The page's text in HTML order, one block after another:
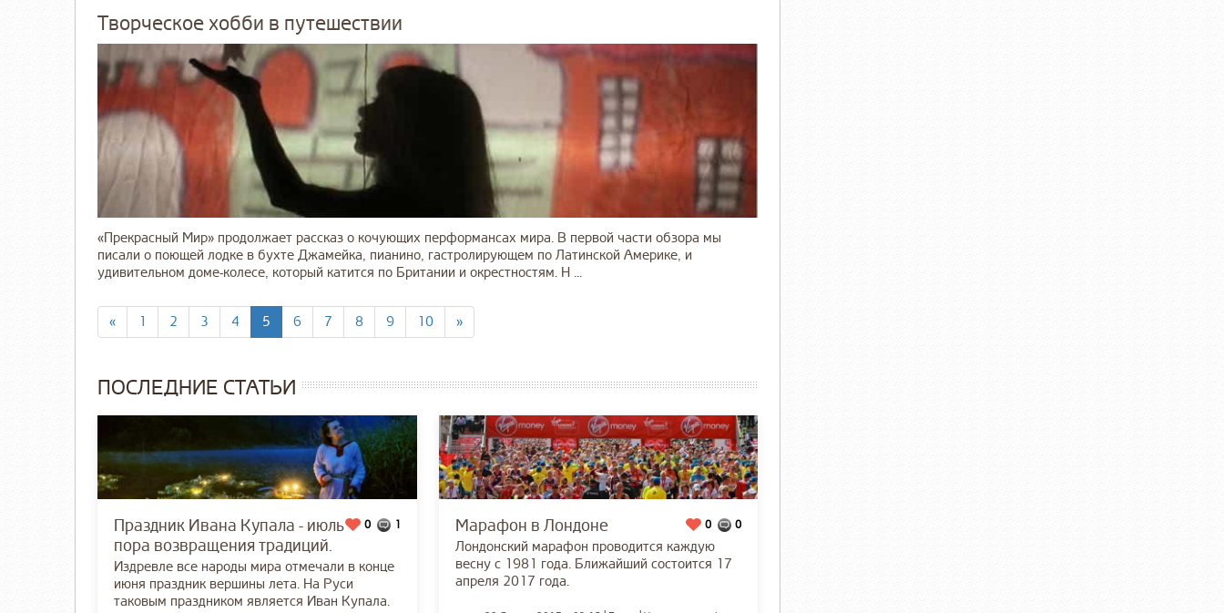
Творческое хобби в путешествии
«Прекрасный Мир» продолжает рассказ о кочующих перформансах мира. В первой части обзора мы
писали о поющей лодке в бухте Джамейка, пианино, гастролирующем по Латинской Америке, и
удивительном доме-колесе, который катится по Британии и окрестностям. Н ...
« 1 2 3 4 5 6 7 8 9 10 »
ПОСЛЕДНИЕ СТАТЬИ
1
0
Праздник Ивана Купала - июль
пора возвращения традиций.
Издревле все народы мира отмечали в конце
июня праздник вершины лета. На Руси
таковым праздником является Иван Купала.
0
0
Марафон в Лондоне
Лондонский марафон проводится каждую
весну с 1981 года. Ближайший состоится 17
апреля 2017 года.